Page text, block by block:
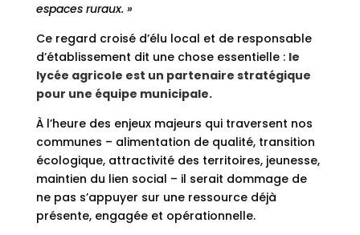
espaces ruraux. »
Ce regard croisé d’élu local et de responsable
d’établissement dit une chose essentielle : le
lycée agricole est un partenaire stratégique
pour une équipe municipale.
À l’heure des enjeux majeurs qui traversent nos
communes – alimentation de qualité, transition
écologique, attractivité des territoires, jeunesse,
maintien du lien social – il serait dommage de
ne pas s’appuyer sur une ressource déjà
présente, engagée et opérationnelle.